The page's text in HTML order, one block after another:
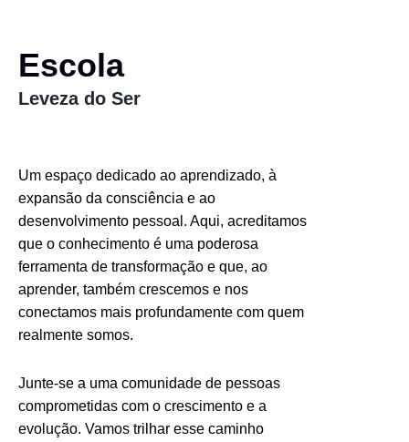
Escola
Leveza do Ser
Um espaço dedicado ao aprendizado, à
expansão da consciência e ao
desenvolvimento pessoal. Aqui, acreditamos
que o conhecimento é uma poderosa
ferramenta de transformação e que, ao
aprender, também crescemos e nos
conectamos mais profundamente com quem
realmente somos.
Junte-se a uma comunidade de pessoas
comprometidas com o crescimento e a
evolução. Vamos trilhar esse caminho